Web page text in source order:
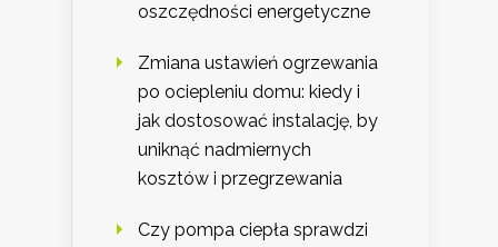
oszczędności energetyczne
Zmiana ustawień ogrzewania
po ociepleniu domu: kiedy i
jak dostosować instalację, by
uniknąć nadmiernych
kosztów i przegrzewania
Czy pompa ciepła sprawdzi